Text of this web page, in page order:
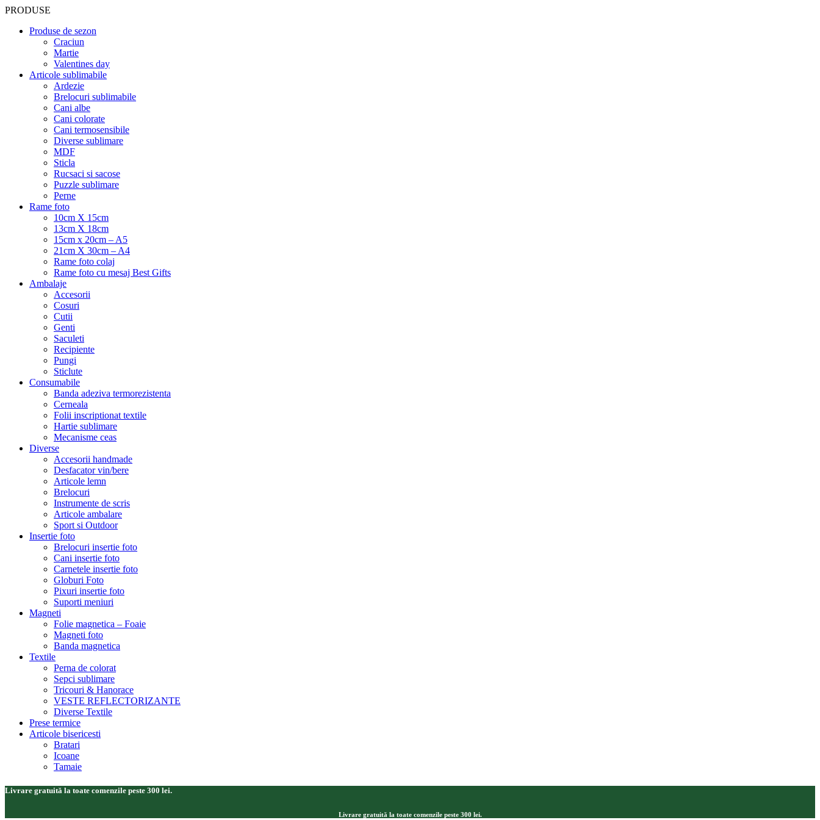
PRODUSE
Produse de sezon
Craciun
Martie
Valentines day
Articole sublimabile
Ardezie
Brelocuri sublimabile
Cani albe
Cani colorate
Cani termosensibile
Diverse sublimare
MDF
Sticla
Rucsaci si sacose
Puzzle sublimare
Perne
Rame foto
10cm X 15cm
13cm X 18cm
15cm x 20cm – A5
21cm X 30cm – A4
Rame foto colaj
Rame foto cu mesaj Best Gifts
Ambalaje
Accesorii
Cosuri
Cutii
Genti
Saculeti
Recipiente
Pungi
Sticlute
Consumabile
Banda adeziva termorezistenta
Cerneala
Folii inscriptionat textile
Hartie sublimare
Mecanisme ceas
Diverse
Accesorii handmade
Desfacator vin/bere
Articole lemn
Brelocuri
Instrumente de scris
Articole ambalare
Sport si Outdoor
Insertie foto
Brelocuri insertie foto
Cani insertie foto
Carnetele insertie foto
Globuri Foto
Pixuri insertie foto
Suporti meniuri
Magneti
Folie magnetica – Foaie
Magneti foto
Banda magnetica
Textile
Perna de colorat
Sepci sublimare
Tricouri & Hanorace
VESTE REFLECTORIZANTE
Diverse Textile
Prese termice
Articole bisericesti
Bratari
Icoane
Tamaie
Livrare gratuită la toate comenzile peste 300 lei.
Livrare gratuită la toate comenzile peste 300 lei.